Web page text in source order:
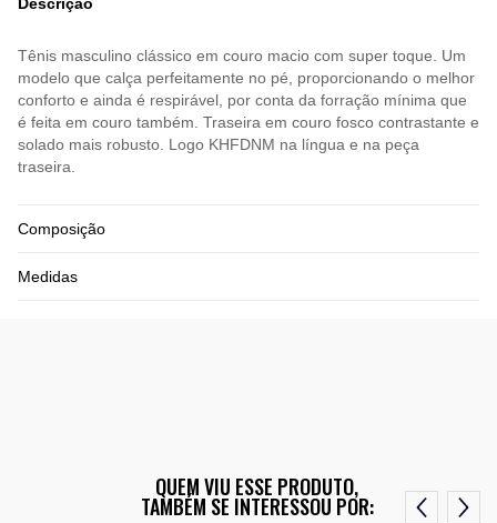
Tênis masculino clássico em couro macio com super toque. Um
modelo que calça perfeitamente no pé, proporcionando o melhor
conforto e ainda é respirável, por conta da forração mínima que
é feita em couro também. Traseira em couro fosco contrastante e
solado mais robusto. Logo KHFDNM na língua e na peça
traseira.
Composição
Medidas
QUEM VIU ESSE PRODUTO,
TAMBÉM SE INTERESSOU POR: